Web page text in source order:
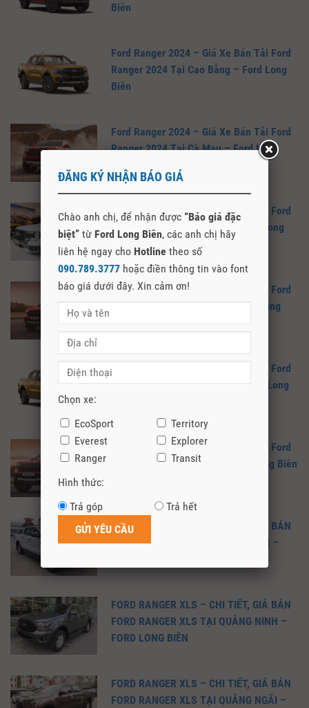
Biên
Ford Ranger 2024 – Giá Xe Bán Tải Ford
Ranger 2024 Tại Cao Bằng – Ford Long
Biên
Ford Ranger 2024 – Giá Xe Bán Tải Ford
Ranger 2024 Tại Cà Mau – Ford Long
Ford Ranger 2024 – Giá Xe Bán Tải Ford
Ranger 2024 Tại Bắc Ninh – Ford Long
Biên
Ford Ranger 2024 – Giá Xe Bán Tải Ford
Ranger 2024 Tại Bắc Kạn – Ford Long
Biên
Ford Ranger 2024 – Giá Xe Bán Tải Ford
Ranger 2024 Tại Bắc Giang – Ford Long
Ford Ranger 2024 – Giá Xe Bán Tải Ford
Ranger 2024 Tại Hà Nội – Ford Long Biên
FORD RANGER XLS – CHI TIẾT, GIÁ BÁN
FORD RANGER XLS TẠI QUẢNG TRỊ –
FORD RANGER XLS – CHI TIẾT, GIÁ BÁN
FORD RANGER XLS TẠI QUẢNG NINH –
FORD LONG BIÊN
FORD RANGER XLS – CHI TIẾT, GIÁ BÁN
FORD RANGER XLS TẠI QUẢNG NGÃI –
ĐĂNG KÝ NHẬN BÁO GIÁ
Chào anh chị, để nhận được “Báo giá đặc
biệt” từ Ford Long Biên, các anh chị hãy
liên hệ ngay cho Hotline theo số
090.789.3777 hoặc điền thông tin vào font
báo giá dưới đây. Xin cảm ơn!
Chọn xe:
EcoSport
Territory
Everest
Explorer
Ranger
Transit
Hình thức:
Trả góp
Trả hết